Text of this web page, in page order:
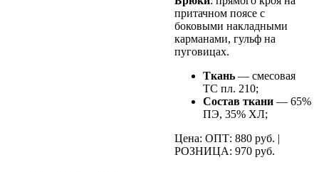
притачном поясе с
боковыми накладными
карманами, гульф на
пуговицах.
Ткань — смесовая
ТС пл. 210;
Состав ткани — 65%
ПЭ, 35% ХЛ;
Цена: ОПТ: 880 руб. |
РОЗНИЦА: 970 руб.